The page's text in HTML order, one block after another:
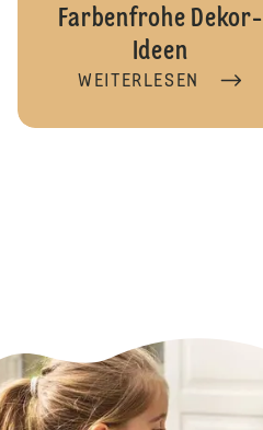
Farbenfrohe Dekor-
Ideen
WEITERLESEN